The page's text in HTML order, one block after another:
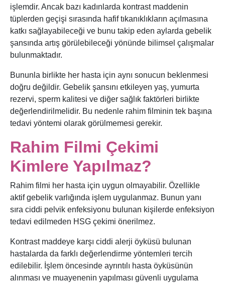
işlemdir. Ancak bazı kadınlarda kontrast maddenin
tüplerden geçişi sırasında hafif tıkanıklıkların açılmasına
katkı sağlayabileceği ve bunu takip eden aylarda gebelik
şansında artış görülebileceği yönünde bilimsel çalışmalar
bulunmaktadır.
Bununla birlikte her hasta için aynı sonucun beklenmesi
doğru değildir. Gebelik şansını etkileyen yaş, yumurta
rezervi, sperm kalitesi ve diğer sağlık faktörleri birlikte
değerlendirilmelidir. Bu nedenle rahim filminin tek başına
tedavi yöntemi olarak görülmemesi gerekir.
Rahim Filmi Çekimi
Kimlere Yapılmaz?
Rahim filmi her hasta için uygun olmayabilir. Özellikle
aktif gebelik varlığında işlem uygulanmaz. Bunun yanı
sıra ciddi pelvik enfeksiyonu bulunan kişilerde enfeksiyon
tedavi edilmeden HSG çekimi önerilmez.
Kontrast maddeye karşı ciddi alerji öyküsü bulunan
hastalarda da farklı değerlendirme yöntemleri tercih
edilebilir. İşlem öncesinde ayrıntılı hasta öyküsünün
alınması ve muayenenin yapılması güvenli uygulama